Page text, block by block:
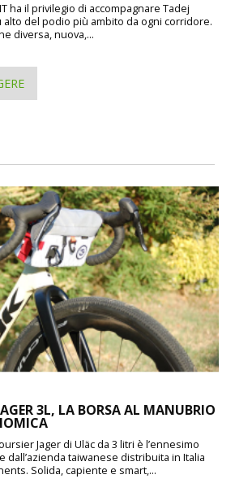
ha il privilegio di accompagnare Tadej
alto del podio più ambito da ogni corridore.
diversa, nuova,...
3L, LA BORSA AL MANUBRIO
Jager di Uläc da 3 litri è l’ennesimo
dall’azienda taiwanese distribuita in Italia
Solida, capiente e smart,...